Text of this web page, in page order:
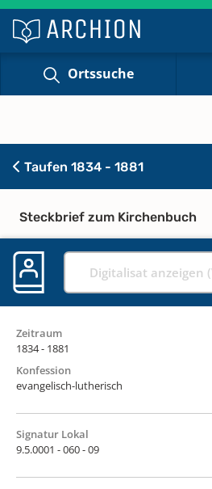
Ortssuche
Taufen 1834 - 1881
Steckbrief zum Kirchenbuch
Digitalisat anzeigen
Zeitraum
1834 - 1881
Konfession
evangelisch-lutherisch
Signatur Lokal
9.5.0001 - 060 - 09